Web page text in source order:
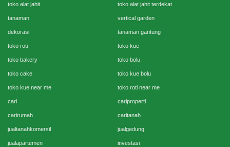
toko alat jahit toko alat jahit terdekat
tanaman vertical garden
dekorasi tanaman gantung
toko roti toko kue
toko bakery toko bolu
toko cake toko kue bolu
toko kue near me toko roti near me
cari cariproperti
carirumah caritanah
jualtanahkomersil jualgedung
jualapartemen investasi